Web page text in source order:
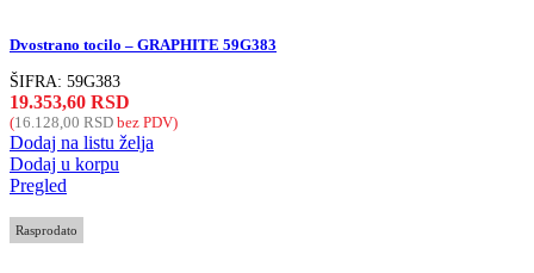
Dvostrano tocilo – GRAPHITE 59G383
ŠIFRA: 59G383
19.353,60 RSD
(16.128,00 RSD bez PDV)
Dodaj na listu želja
Dodaj u korpu
Pregled
Rasprodato